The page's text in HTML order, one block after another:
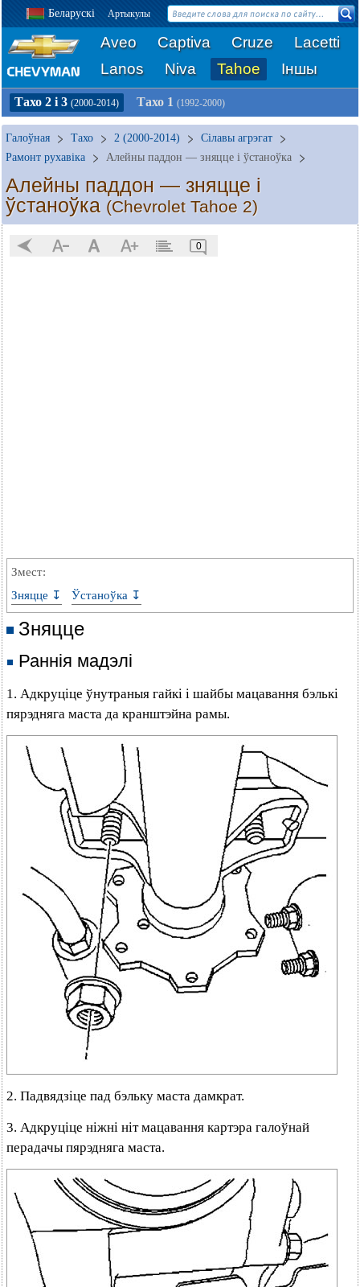
Беларускі Артыкулы
Aveo Captiva Cruze
Lacetti
Lanos
Niva Tahoe Іншы
Тахо 2 і 3 (2000-2014) Тахо 1 (1992-2000)
Галоўная Тахо 2 (2000-2014)
Сілавы агрэгат
Рамонт рухавіка
Алейны паддон — зняцце і ўстаноўка
Алейны паддон — зняцце і
ўстаноўка (Chevrolet Tahoe 2)
0
Змест:
Зняцце ↧
Ўстаноўка ↧
Зняцце
Раннія мадэлі
1. Адкруціце ўнутраныя гайкі і шайбы мацавання бэлькі
пярэдняга маста да кранштэйна рамы.
2. Падвядзіце пад бэльку маста дамкрат.
3. Адкруціце ніжні ніт мацавання картэра галоўнай
перадачы пярэдняга маста.